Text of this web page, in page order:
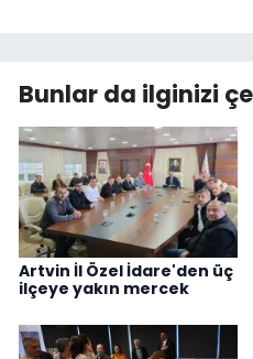
Bunlar da ilginizi
Artvin İl Özel İdare'den üç
ilçeye yakın mercek